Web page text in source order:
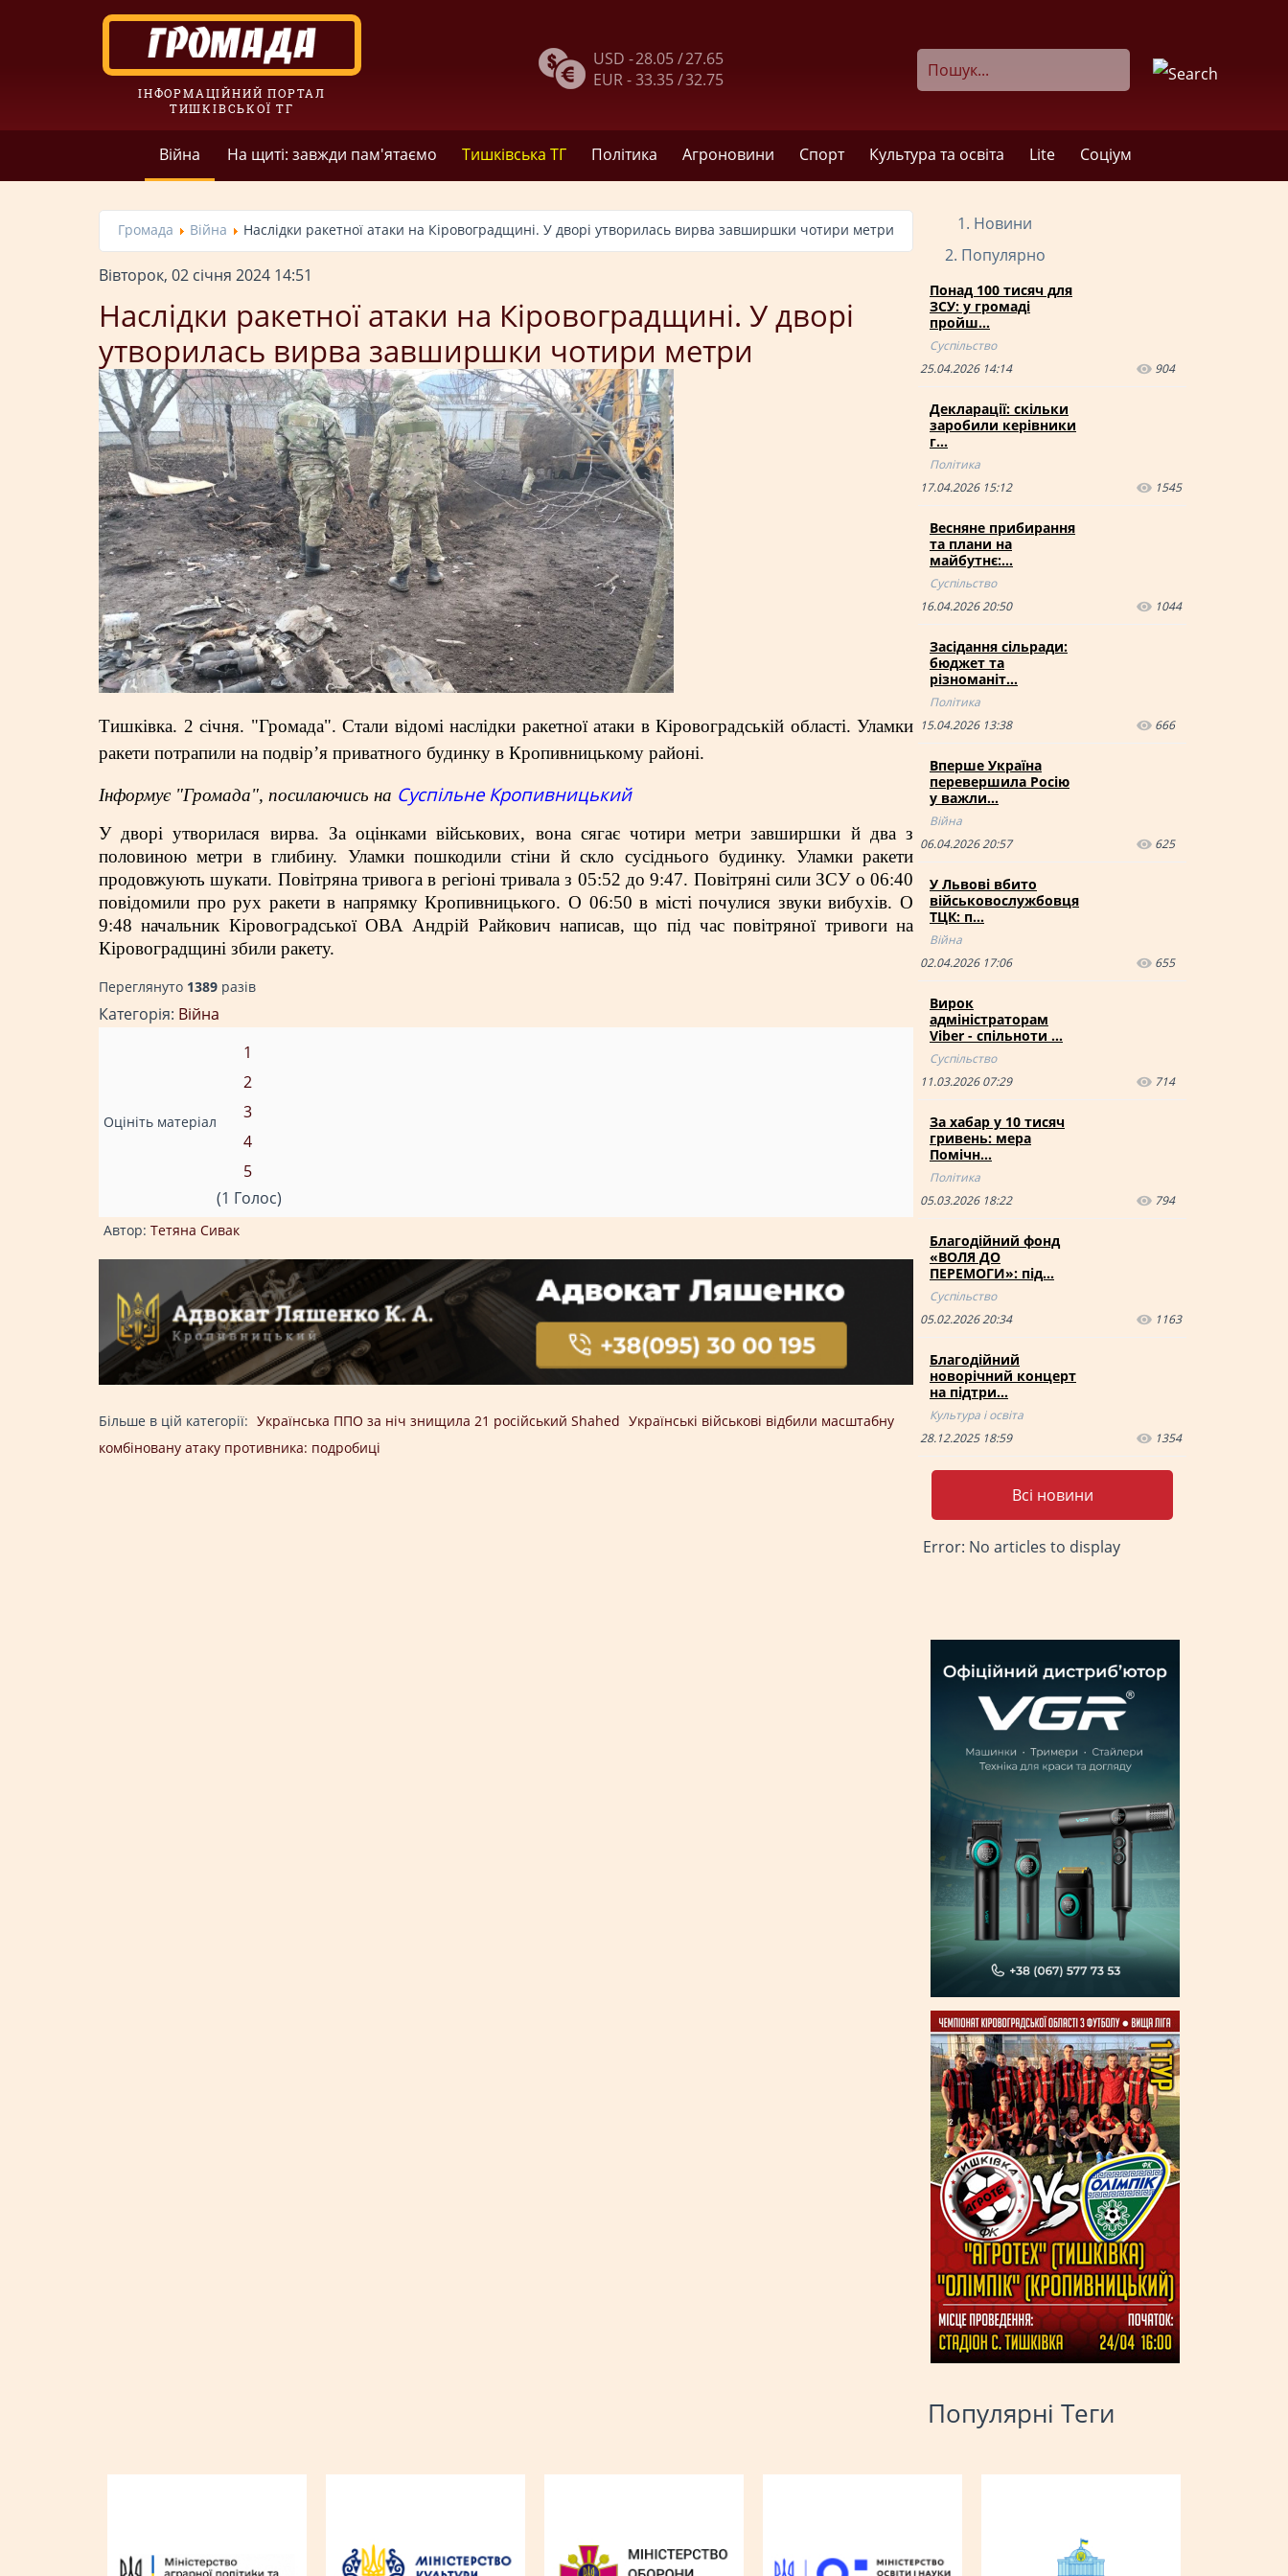
ІНФОРМАЦІЙНИЙ ПОРТАЛ
ТИШКІВСЬКОЇ ТГ
USD -28.05 /27.65
EUR -33.35 /32.75
Війна На щиті: завжди пам'ятаємо Тишківська ТГ Політика Агроновини Спорт Культура та освіта Lite Соціум
Громада Війна Наслідки ракетної атаки на Кіровоградщині. У дворі утворилась вирва завширшки чотири метри
Вівторок, 02 січня 2024 14:51
Наслідки ракетної атаки на Кіровоградщині. У дворі
утворилась вирва завширшки чотири метри
Тишківка. 2 січня. "Громада". Стали відомі наслідки ракетної атаки в Кіровоградській області. Уламки
ракети потрапили на подвір’я приватного будинку в Кропивницькому районі.
Інформує "Громада", посилаючись на Суспільне Кропивницький
У дворі утворилася вирва. За оцінками військових, вона сягає чотири метри завширшки й два з
половиною метри в глибину. Уламки пошкодили стіни й скло сусіднього будинку. Уламки ракети
продовжують шукати. Повітряна тривога в регіоні тривала з 05:52 до 9:47. Повітряні сили ЗСУ о 06:40
повідомили про рух ракети в напрямку Кропивницького. О 06:50 в місті почулися звуки вибухів. О
9:48 начальник Кіровоградської ОВА Андрій Райкович написав, що під час повітряної тривоги на
Кіровоградщині збили ракету.
Переглянуто 1389 разiв
Категорія: Війна
Оцініть матеріал
1
2
3
4
5
(1 Голос)
Автор: Тетяна Сивак
Більше в цій категорії: Українська ППО за ніч знищила 21 російський Shahed Українські військові відбили масштабну
комбіновану атаку противника: подробиці
Новини
Популярно
Понад 100 тисяч для
ЗСУ: у громаді
пройш…
Суспільство
25.04.2026 14:14
904
Декларації: скільки
заробили керівники
г…
Політика
17.04.2026 15:12
1545
Весняне прибирання
та плани на
майбутнє:…
Суспільство
16.04.2026 20:50
1044
Засідання сільради:
бюджет та
різноманіт…
Політика
15.04.2026 13:38
666
Вперше Україна
перевершила Росію
у важли…
Війна
06.04.2026 20:57
625
У Львові вбито
військовослужбовця
ТЦК: п…
Війна
02.04.2026 17:06
655
Вирок
адміністраторам
Viber - спільноти …
Суспільство
11.03.2026 07:29
714
За хабар у 10 тисяч
гривень: мера
Помічн…
Політика
05.03.2026 18:22
794
Благодійний фонд
«ВОЛЯ ДО
ПЕРЕМОГИ»: під…
Суспільство
05.02.2026 20:34
1163
Благодійний
новорічний концерт
на підтри…
Культура і освіта
28.12.2025 18:59
1354
Всі новини
Error: No articles to display
Популярні Теги